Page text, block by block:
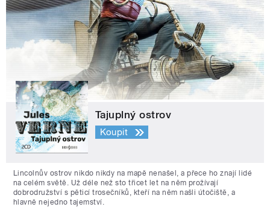
Tajuplný ostrov
Koupit
Lincolnův ostrov nikdo nikdy na mapě nenašel, a přece ho znají lidé
na celém světě. Už déle než sto třicet let na něm prožívají
dobrodružství s pěticí trosečníků, kteří na něm našli útočiště, a
hlavně nejedno tajemství.